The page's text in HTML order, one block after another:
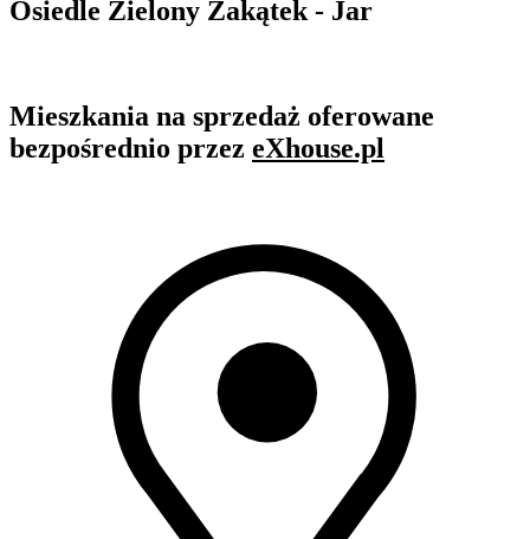
Osiedle Zielony Zakątek - Jar
Mieszkania na sprzedaż oferowane
bezpośrednio przez eXhouse.pl